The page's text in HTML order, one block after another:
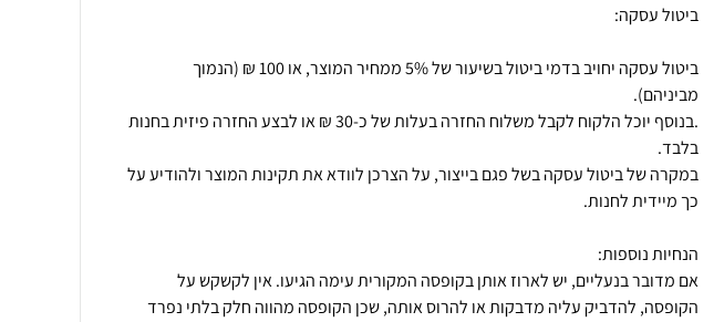
ביטול עסקה יחויב בדמי ביטול בשיעור של 5% ממחיר המוצר, או 100 ₪ (הנמוך
.בנוסף יוכל הלקוח לקבל משלוח החזרה בעלות של כ-30 ₪ או לבצע החזרה פיזית בחנות
במקרה של ביטול עסקה בשל פגם בייצור, על הצרכן לוודא את תקינות המוצר ולהודיע על
אם מדובר בנעליים, יש לארוז אותן בקופסה המקורית עימה הגיעו. אין לקשקש על
הקופסה, להדביק עליה מדבקות או להרוס אותה, שכן הקופסה מהווה חלק בלתי נפרד